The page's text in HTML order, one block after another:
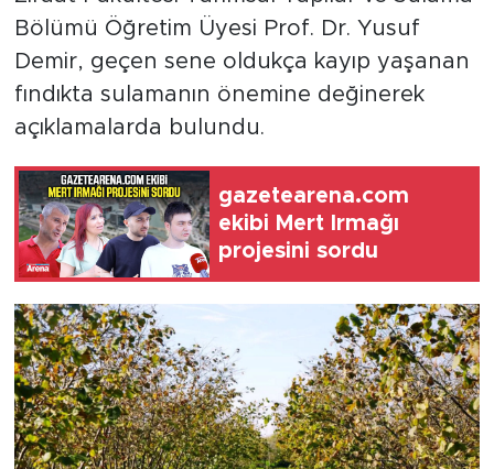
Bölümü Öğretim Üyesi Prof. Dr. Yusuf
Demir, geçen sene oldukça kayıp yaşanan
fındıkta sulamanın önemine değinerek
açıklamalarda bulundu.
gazetearena.com
ekibi Mert Irmağı
projesini sordu